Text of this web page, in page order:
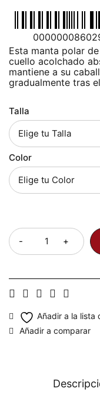
Esta manta polar
cuello acolchado
mantiene a su
gradualmente tras
Talla
Color